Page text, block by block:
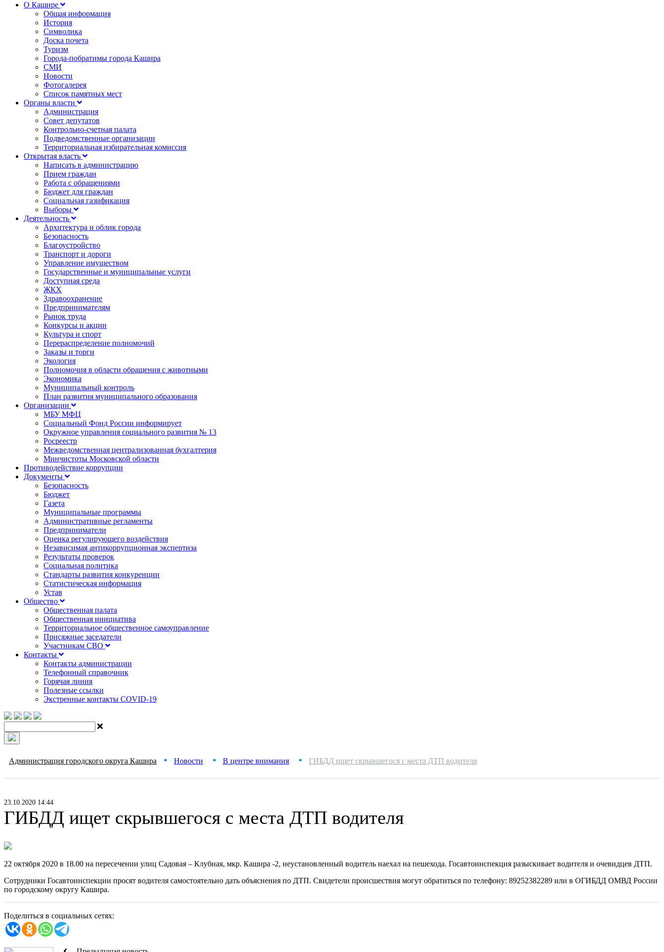
О Кашире
Общая информация
История
Символика
Доска почета
Туризм
Города-побратимы города Кашира
СМИ
Новости
Фотогалерея
Список памятных мест
Органы власти
Администрация
Совет депутатов
Контрольно-счетная палата
Подведомственные организации
Территориальная избирательная комиссия
Открытая власть
Написать в администрацию
Прием граждан
Работа с обращениями
Бюджет для граждан
Социальная газификация
Выборы
Деятельность
Архитектура и облик города
Безопасность
Благоустройство
Транспорт и дороги
Управление имуществом
Государственные и муниципальные услуги
Доступная среда
ЖКХ
Здравоохранение
Предпринимателям
Рынок труда
Конкурсы и акции
Культура и спорт
Перераспределение полномочий
Заказы и торги
Экология
Полномочия в области обращения с животными
Экономика
Муниципальный контроль
План развития муниципального образования
Организации
МБУ МФЦ
Социальный Фонд России информирует
Окружное управления социального развития № 13
Росреестр
Межведомственная централизованная бухгалтерия
Минчистоты Московской области
Противодействие коррупции
Документы
Безопасность
Бюджет
Газета
Муниципальные программы
Административные регламенты
Предприниматели
Оценка регулирующего воздействия
Независимая антикоррупционная экспертиза
Результаты проверок
Социальная политика
Стандарты развития конкуренции
Статистическая информация
Устав
Общество
Общественная палата
Общественная инициатива
Территориальное общественное самоуправление
Присяжные заседатели
Участникам СВО
Контакты
Контакты администрации
Телефонный справочник
Горячая линия
Полезные ссылки
Экстренные контакты COVID-19
Администрация городского округа Кашира ■ Новости ■ В центре внимания ■ ГИБДД ищет скрывшегося с места ДТП водителя
23.10.2020 14:44
ГИБДД ищет скрывшегося с места ДТП водителя
22 октября 2020 в 18.00 на пересечении улиц Садовая – Клубная, мкр. Кашира -2, неустановленный водитель наехал на пешехода. Госавтоинспекция разыскивает водителя и очевидцев ДТП.
Сотрудники Госавтоинспекции просят водителя самостоятельно дать объяснения по ДТП. Свидетели происшествия могут обратиться по телефону: 89252382289 или в ОГИБДД ОМВД России
по городскому округу Кашира.
Поделиться в социальных сетях: